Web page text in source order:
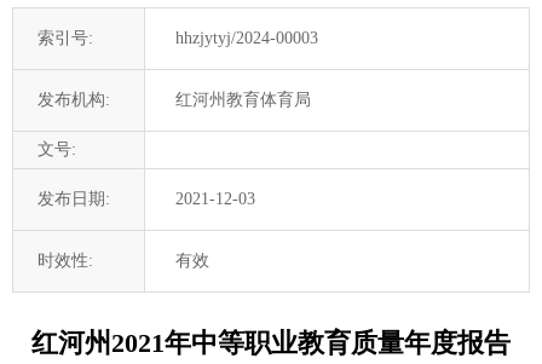
索引号: hhzjytyj/2024-00003
发布机构: 红河州教育体育局
文号:
发布日期: 2021-12-03
时效性: 有效
红河州2021年中等职业教育质量年度报告